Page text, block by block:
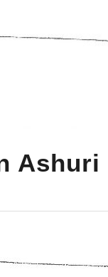
Ashuri